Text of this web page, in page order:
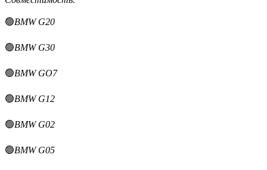
🟢BMW G20
🟢BMW G30
🟢BMW GO7
🟢BMW G12
🟢BMW G02
🟢BMW G05